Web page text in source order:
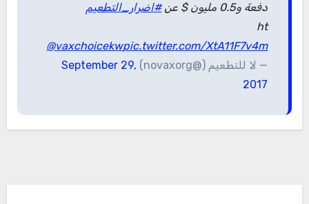
دفعة و0.5 مليون $ عن
#اضرار_التطعيم
ht
@vaxchoicekwpic.twitter.com/XtA11F7v4m
— لا للتطعيم (@novaxorg)
September 29,
2017